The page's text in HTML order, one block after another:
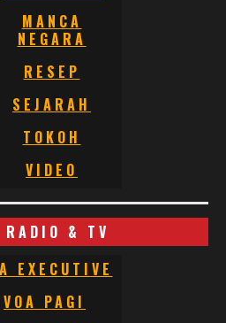
MANCA
NEGARA
RESEP
SEJARAH
TOKOH
VIDEO
RADIO & TV
EXECUTIVE
VOA PAGI